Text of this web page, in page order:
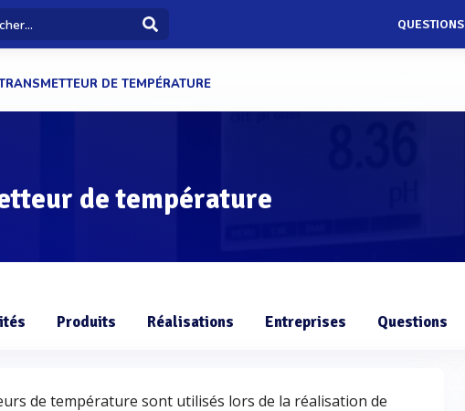
QUESTIONS
DE TEMPÉRATURE
de température
Produits Réalisations Entreprises Questions
de température sont utilisés lors de la réalisation de